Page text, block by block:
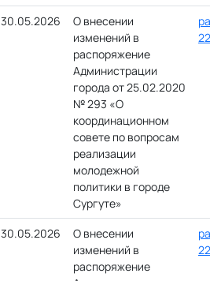
30.05.2026
О внесении
изменений в
распоряжение
Администрации
города от 25.02.2020
№ 293 «О
координационном
совете по вопросам
реализации
молодежной
политики в городе
Сургуте»
30.05.2026
О внесении
изменений в
распоряжение